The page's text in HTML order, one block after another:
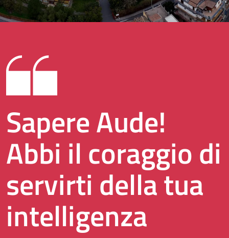
Sapere Aude!
Abbi il coraggio di
servirti della tua
intelligenza